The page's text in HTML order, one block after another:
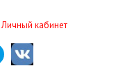
Личный кабинет